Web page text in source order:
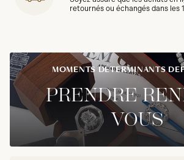
retournés ou échangés dans les
MOMENTS DÉTERMINANTS
PRENDRE
VOUS